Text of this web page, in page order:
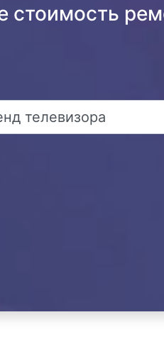
стоимость